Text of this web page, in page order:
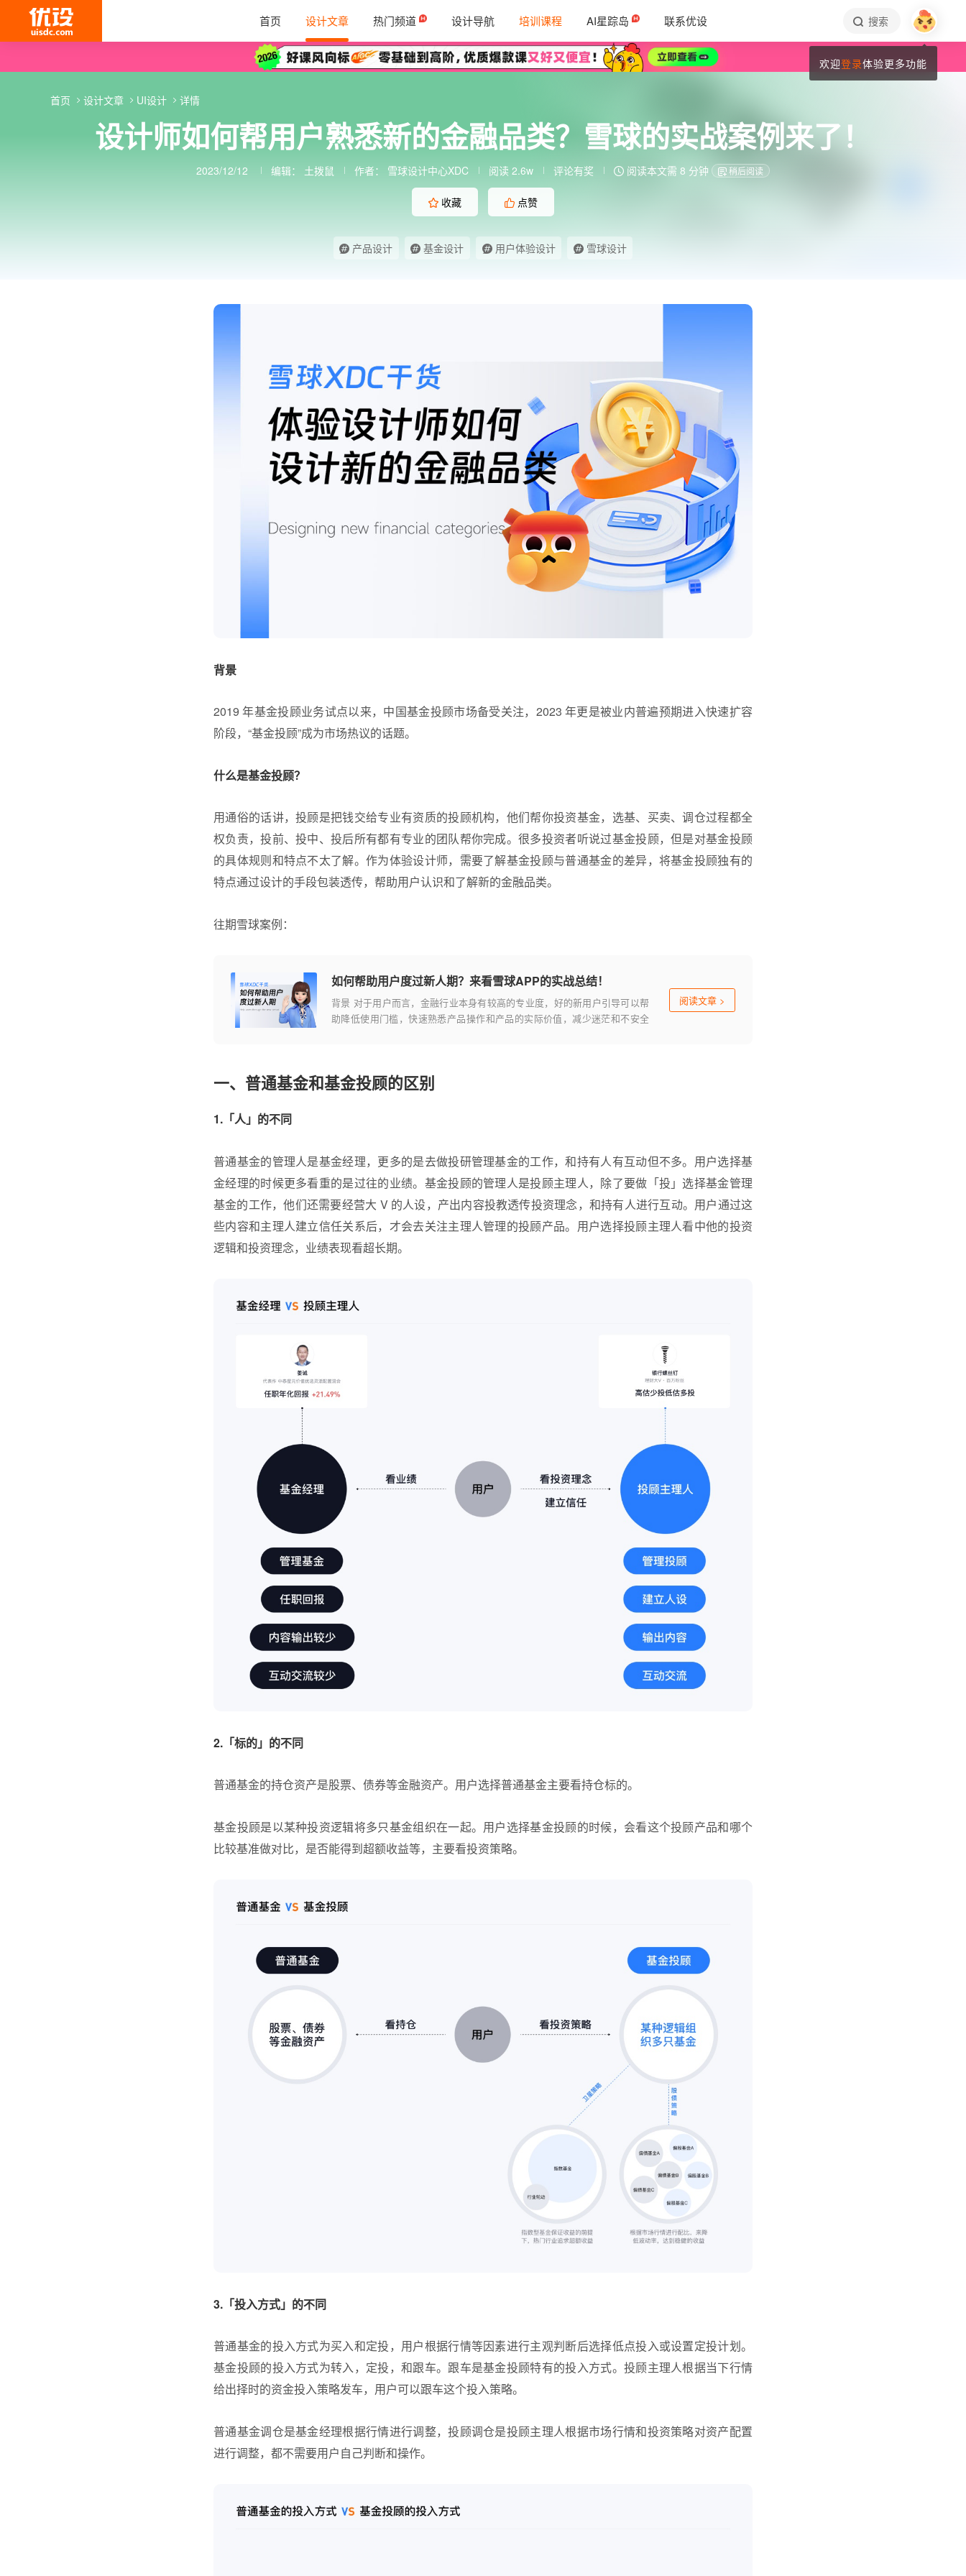
首页 设计文章 热门频道 设计导航 培训课程 AI星踪岛 联系优设 搜索
设计师如何帮用户熟悉新的金融品类？雪球的实战案例来了！
2023/12/12 编辑： 土拨鼠 作者： 雪球设计中心XDC 阅读 2.6w 评论有奖 阅读本文需 8 分钟 稍后阅读
收藏 点赞
产品设计 基金设计 用户体验设计 雪球设计
首页 设计文章 UI设计 详情
背景
2019 年基金投顾业务试点以来，中国基金投顾市场备受关注，2023 年更是被业内普遍预期进入快速扩容
阶段，“基金投顾”成为市场热议的话题。
什么是基金投顾？
用通俗的话讲，投顾是把钱交给专业有资质的投顾机构，他们帮你投资基金，选基、买卖、调仓过程都全
权负责，投前、投中、投后所有都有专业的团队帮你完成。很多投资者听说过基金投顾，但是对基金投顾
的具体规则和特点不太了解。作为体验设计师，需要了解基金投顾与普通基金的差异，将基金投顾独有的
特点通过设计的手段包装透传，帮助用户认识和了解新的金融品类。
往期雪球案例：
如何帮助用户度过新人期？来看雪球APP的实战总结！
背景 对于用户而言，金融行业本身有较高的专业度，好的新用户引导可以帮
助降低使用门槛，快速熟悉产品操作和产品的实际价值，减少迷茫和不安全
阅读文章 >
一、普通基金和基金投顾的区别
1.「人」的不同
普通基金的管理人是基金经理，更多的是去做投研管理基金的工作，和持有人有互动但不多。用户选择基
金经理的时候更多看重的是过往的业绩。基金投顾的管理人是投顾主理人，除了要做「投」选择基金管理
基金的工作，他们还需要经营大 V 的人设，产出内容投教透传投资理念，和持有人进行互动。用户通过这
些内容和主理人建立信任关系后，才会去关注主理人管理的投顾产品。用户选择投顾主理人看中他的投资
逻辑和投资理念，业绩表现看超长期。
2.「标的」的不同
普通基金的持仓资产是股票、债券等金融资产。用户选择普通基金主要看持仓标的。
基金投顾是以某种投资逻辑将多只基金组织在一起。用户选择基金投顾的时候，会看这个投顾产品和哪个
比较基准做对比，是否能得到超额收益等，主要看投资策略。
3.「投入方式」的不同
普通基金的投入方式为买入和定投，用户根据行情等因素进行主观判断后选择低点投入或设置定投计划。
基金投顾的投入方式为转入，定投，和跟车。跟车是基金投顾特有的投入方式。投顾主理人根据当下行情
给出择时的资金投入策略发车，用户可以跟车这个投入策略。
普通基金调仓是基金经理根据行情进行调整，投顾调仓是投顾主理人根据市场行情和投资策略对资产配置
进行调整，都不需要用户自己判断和操作。
欢迎登录体验更多功能